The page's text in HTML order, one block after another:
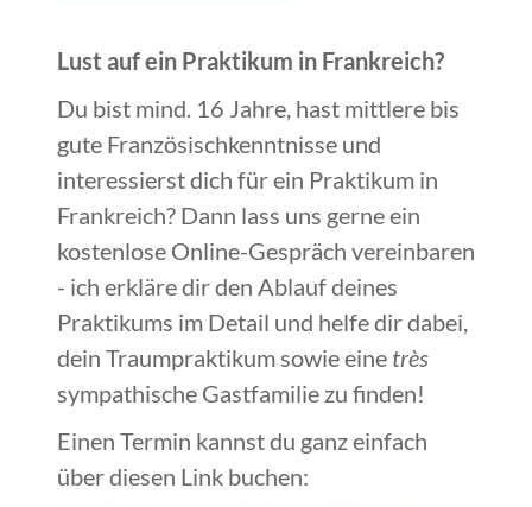
Lust auf ein Praktikum in Frankreich?
Du bist mind. 16 Jahre, hast mittlere bis
gute Französischkenntnisse und
interessierst dich für ein Praktikum in
Frankreich? Dann lass uns gerne ein
kostenlose Online-Gespräch vereinbaren
- ich erkläre dir den Ablauf deines
Praktikums im Detail und helfe dir dabei,
dein Traumpraktikum sowie eine très
sympathische Gastfamilie zu finden!
Einen Termin kannst du ganz einfach
über diesen Link buchen: